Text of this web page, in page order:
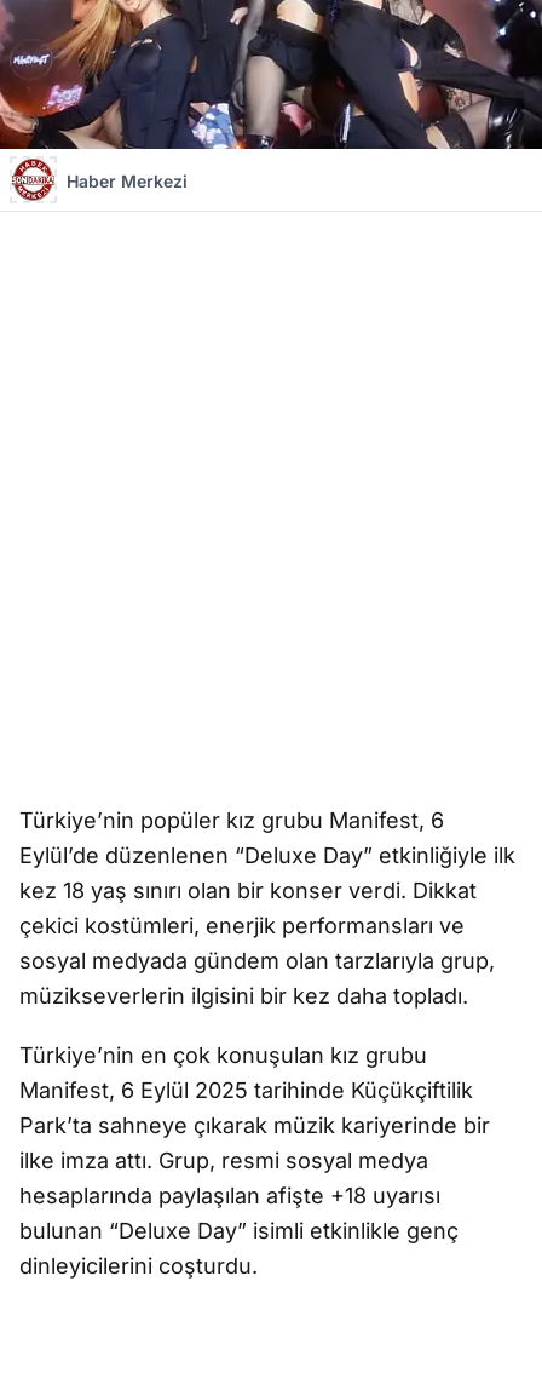
Haber Merkezi
Türkiye’nin popüler kız grubu Manifest, 6
Eylül’de düzenlenen “Deluxe Day” etkinliğiyle ilk
kez 18 yaş sınırı olan bir konser verdi. Dikkat
çekici kostümleri, enerjik performansları ve
sosyal medyada gündem olan tarzlarıyla grup,
müzikseverlerin ilgisini bir kez daha topladı.
Türkiye’nin en çok konuşulan kız grubu
Manifest, 6 Eylül 2025 tarihinde Küçükçiftilik
Park’ta sahneye çıkarak müzik kariyerinde bir
ilke imza attı. Grup, resmi sosyal medya
hesaplarında paylaşılan afişte +18 uyarısı
bulunan “Deluxe Day” isimli etkinlikle genç
dinleyicilerini coşturdu.